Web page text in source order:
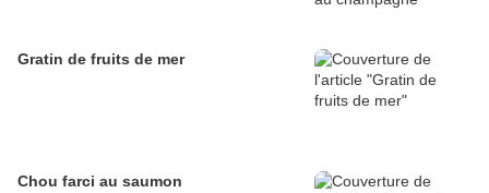
Gratin de fruits de mer
Chou farci au saumon